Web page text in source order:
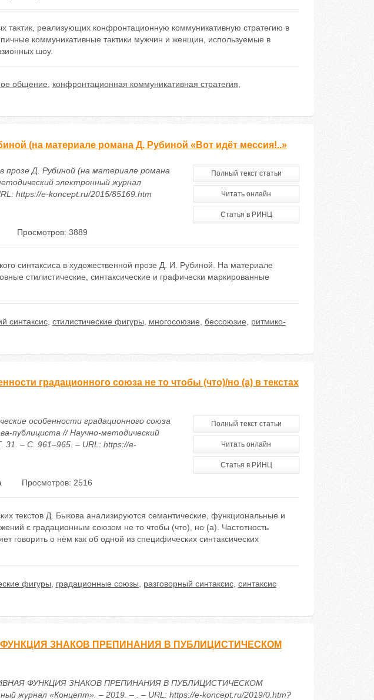
тактик, реализующих конфронтационную коммуникативную стратегию в
коммуникативные тактики мужчин и женщин, используемые в
шоу.
общение конфронтационная коммуникативная стратегия
(на материале романа Д. Рубиной «Вот идёт мессия!..»
прозе Д. Рубиной (на материале романа
электронный журнал
https://e-koncept.ru/2015/85169.htm
Полный текст статьи
Читать онлайн
Статья в РИНЦ
Просмотров: 3889
синтаксиса в художественной прозе Д. И. Рубиной. На материале
стилистические, синтаксические и графически маркированные
синтаксис, стилистические фигуры многосоюзие бессоюзие
ритмико-
градационного союза не то чтобы (что)/но (а) в текстах
особенности градационного союза
публициста // Научно-методический
– С. 961–965. – URL: https://e-
Полный текст статьи
Читать онлайн
Статья в РИНЦ
Просмотров: 2516
текстов Д. Быкова анализируются семантические, функциональные и
с градационным союзом не то чтобы (что), но (а). Частотность
говорить о нём как об одной из специфических синтаксических
фигуры градационные союзы разговорный синтаксис, синтаксис
ЗНАКОВ ПРЕПИНАНИЯ В ПУБЛИЦИСТИЧЕСКОМ
ФУНКЦИЯ ЗНАКОВ ПРЕПИНАНИЯ В ПУБЛИЦИСТИЧЕСКОМ
журнал «Концепт». – 2019. – . – URL: https://e-koncept.ru/2019/0.htm?